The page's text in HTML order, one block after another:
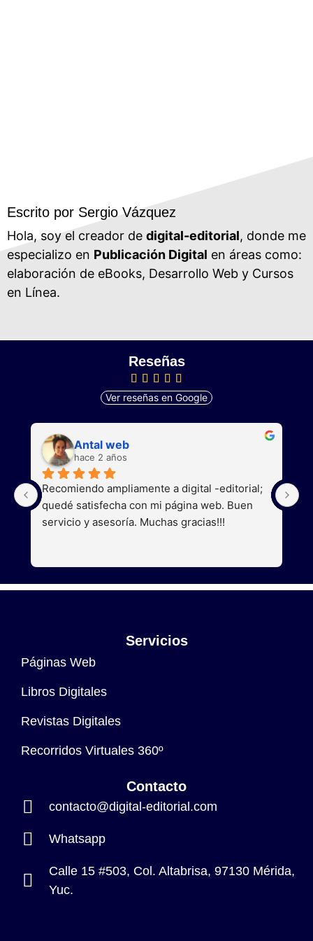
Escrito por Sergio Vázquez
Hola, soy el creador de digital-editorial, donde me
especializo en Publicación Digital en áreas como:
elaboración de eBooks, Desarrollo Web y Cursos
en Línea.
Reseñas
Ver reseñas en Google
Antal web
hace 2 años
Recomiendo ampliamente a digital -editorial;
quedé satisfecha con mi página web. Buen
servicio y asesoría. Muchas gracias!!!
Servicios
Páginas Web
Libros Digitales
Revistas Digitales
Recorridos Virtuales 360º
Contacto
contacto@digital-editorial.com
Whatsapp
Calle 15 #503, Col. Altabrisa, 97130 Mérida,
Yuc.